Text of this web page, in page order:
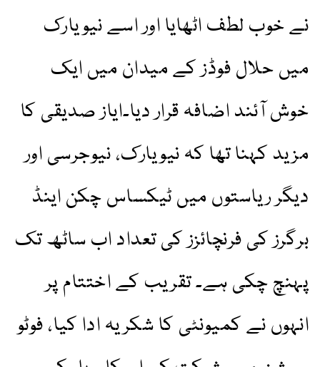
نے خوب لطف اٹھایا اور اسے نیویارک
میں حلال فوڈز کے میدان میں ایک
خوش آئند اضافہ قرار دیا۔ایاز صدیقی کا
مزید کہنا تھا کہ نیویارک، نیوجرسی اور
دیگر ریاستوں میں ٹیکساس چکن اینڈ
برگرز کی فرنچائزز کی تعداد اب ساٹھ تک
پہنچ چکی ہے۔ تقریب کے اختتام پر
انہوں نے کمیونٹی کا شکریہ ادا کیا، فوٹو